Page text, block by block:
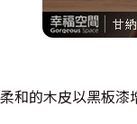
和的木皮以黑板漆